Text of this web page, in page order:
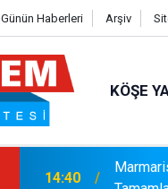
Günün Haberleri Arşiv
KÖŞE
14:15